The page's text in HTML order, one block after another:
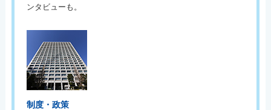
ンタビューも。
制度・政策